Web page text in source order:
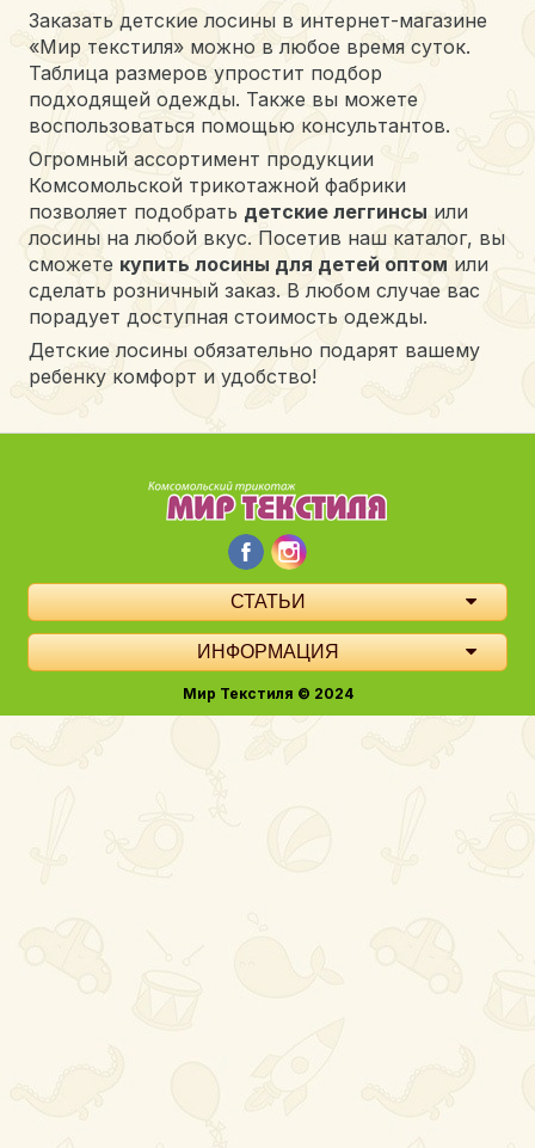
Заказать детские лосины в интернет-магазине
«Мир текстиля» можно в любое время суток.
Таблица размеров упростит подбор
подходящей одежды. Также вы можете
воспользоваться помощью консультантов.
Огромный ассортимент продукции
Комсомольской трикотажной фабрики
позволяет подобрать детские леггинсы или
лосины на любой вкус. Посетив наш каталог, вы
сможете купить лосины для детей оптом или
сделать розничный заказ. В любом случае вас
порадует доступная стоимость одежды.
Детские лосины обязательно подарят вашему
ребенку комфорт и удобство!
СТАТЬИ
ИНФОРМАЦИЯ
Мир Текстиля © 2024